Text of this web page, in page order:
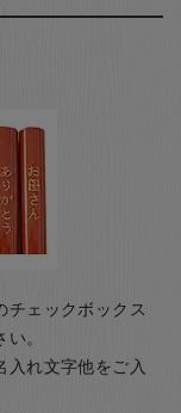
チェックボックス
。
入れ文字他をご入